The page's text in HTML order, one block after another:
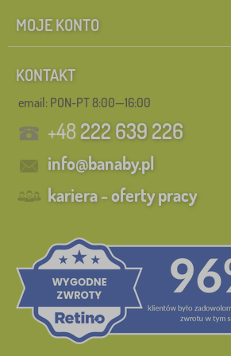
MOJE KONTO
KONTAKT
email: PON-PT 8:00—16:00
+48222 639 226
info@banaby.pl
kariera - oferty pracy